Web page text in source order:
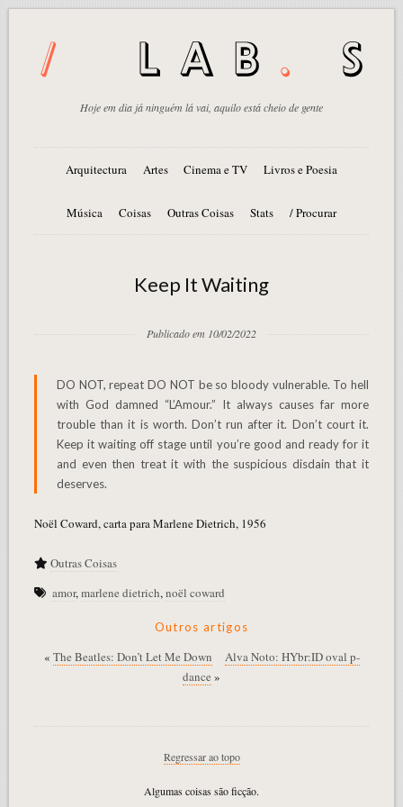
Hoje em dia já ninguém lá vai, aquilo está cheio de gente
Arquitectura Artes Cinema e TV Livros e Poesia
Música Coisas Outras Coisas Stats / Procurar
Keep It Waiting
Publicado em 10/02/2022
DO NOT, repeat DO NOT be so bloody vulnerable. To hell
with God damned “L’Amour.” It always causes far more
trouble than it is worth. Don’t run after it. Don’t court it.
Keep it waiting off stage until you’re good and ready for it
and even then treat it with the suspicious disdain that it
deserves.
Noël Coward, carta para Marlene Dietrich, 1956
Outras Coisas
amor,marlene dietrich,noël coward
Outros artigos
« The Beatles: Don’t Let Me Down
Alva Noto: HYbr:ID oval p-
dance »
Regressar ao topo
Algumas coisas são ficção.